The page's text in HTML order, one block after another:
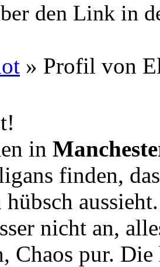
den Link in
» Profil von
in
finden,
hübsch
nicht an,
pur. Die